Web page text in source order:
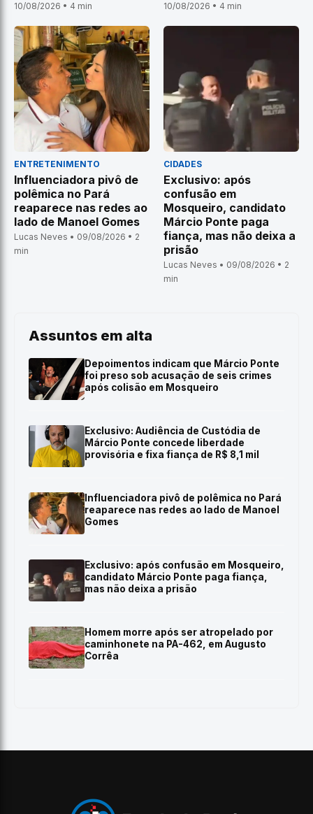
10/08/2026 • 4 min
10/08/2026 • 4 min
ENTRETENIMENTO
Influenciadora pivô de
polêmica no Pará
reaparece nas redes ao
lado de Manoel Gomes
Lucas Neves • 09/08/2026 • 2
min
CIDADES
Exclusivo: após
confusão em
Mosqueiro, candidato
Márcio Ponte paga
fiança, mas não deixa a
prisão
Lucas Neves • 09/08/2026 • 2
min
Assuntos em alta
Depoimentos indicam que Márcio Ponte
foi preso sob acusação de seis crimes
após colisão em Mosqueiro
Exclusivo: Audiência de Custódia de
Márcio Ponte concede liberdade
provisória e fixa fiança de R$ 8,1 mil
Influenciadora pivô de polêmica no Pará
reaparece nas redes ao lado de Manoel
Gomes
Exclusivo: após confusão em Mosqueiro,
candidato Márcio Ponte paga fiança,
mas não deixa a prisão
Homem morre após ser atropelado por
caminhonete na PA-462, em Augusto
Corrêa